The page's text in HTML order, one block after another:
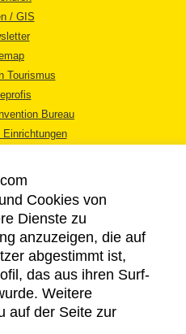
/ GIS
Tourismus
Bureau
HINWEIS
Cookies von
Dienste zu
anzuzeigen, die auf
abgestimmt ist,
das aus ihren Surf-
Weitere
auf der Seite zur